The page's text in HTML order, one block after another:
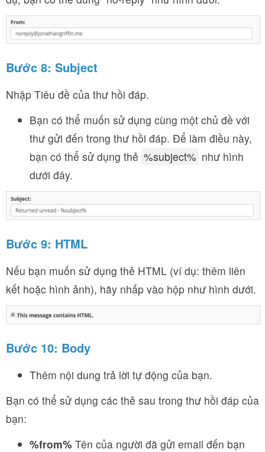
Bước 8: Subject
Nhập Tiêu đề của thư hồi đáp.
Bạn có thể muốn sử dụng cùng một chủ đề với
thư gửi đến trong thư hồi đáp. Để làm điều này,
bạn có thể sử dụng thẻ %subject% như hình
dưới đây.
Bước 9: HTML
Nếu bạn muốn sử dụng thẻ HTML (ví dụ: thêm liên
kết hoặc hình ảnh), hãy nhấp vào hộp như hình dưới.
Bước 10: Body
Thêm nội dung trả lời tự động của bạn.
Bạn có thể sử dụng các thẻ sau trong thư hồi đáp của
bạn:
%from% Tên của người đã gửi email đến bạn